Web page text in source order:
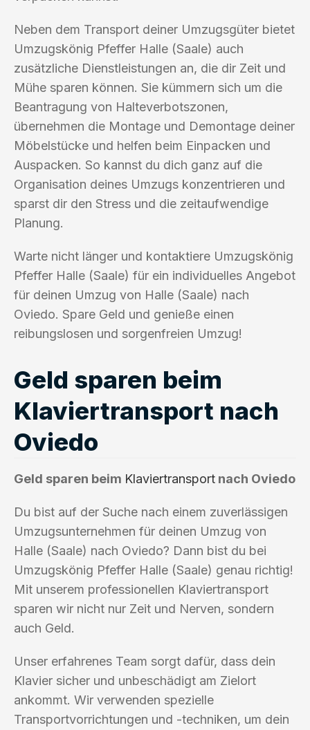
Neben dem Transport deiner Umzugsgüter bietet
Umzugskönig Pfeffer Halle (Saale) auch
zusätzliche Dienstleistungen an, die dir Zeit und
Mühe sparen können. Sie kümmern sich um die
Beantragung von Halteverbotszonen,
übernehmen die Montage und Demontage deiner
Möbelstücke und helfen beim Einpacken und
Auspacken. So kannst du dich ganz auf die
Organisation deines Umzugs konzentrieren und
sparst dir den Stress und die zeitaufwendige
Planung.
Warte nicht länger und kontaktiere Umzugskönig
Pfeffer Halle (Saale) für ein individuelles Angebot
für deinen Umzug von Halle (Saale) nach
Oviedo. Spare Geld und genieße einen
reibungslosen und sorgenfreien Umzug!
Geld sparen beim
Klaviertransport nach
Oviedo
Geld sparen beim Klaviertransport nach Oviedo
Du bist auf der Suche nach einem zuverlässigen
Umzugsunternehmen für deinen Umzug von
Halle (Saale) nach Oviedo? Dann bist du bei
Umzugskönig Pfeffer Halle (Saale) genau richtig!
Mit unserem professionellen Klaviertransport
sparen wir nicht nur Zeit und Nerven, sondern
auch Geld.
Unser erfahrenes Team sorgt dafür, dass dein
Klavier sicher und unbeschädigt am Zielort
ankommt. Wir verwenden spezielle
Transportvorrichtungen und -techniken, um dein